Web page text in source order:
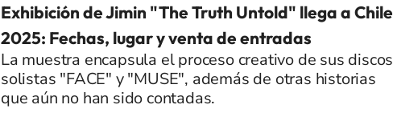
Exhibición de Jimin "The Truth Untold" llega a Chile
2025: Fechas, lugar y venta de entradas
La muestra encapsula el proceso creativo de sus discos
solistas "FACE" y "MUSE", además de otras historias
que aún no han sido contadas.